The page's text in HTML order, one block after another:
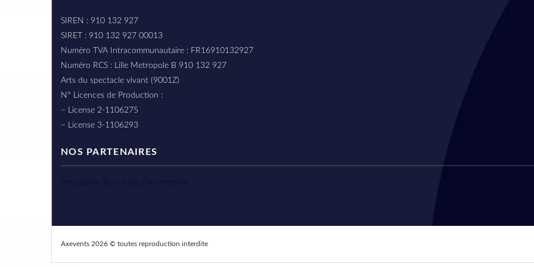
SIREN : 910 132 927
SIRET : 910 132 927 00013
Numéro TVA Intracommunautaire : FR16910132927
Numéro RCS : Lille Metropole B 910 132 927
Arts du spectacle vivant (9001Z)
N° Licences de Production :
– License 2-1106275
– License 3-1106293
NOS PARTENAIRES
Axevents 2026 © toutes reproduction interdite